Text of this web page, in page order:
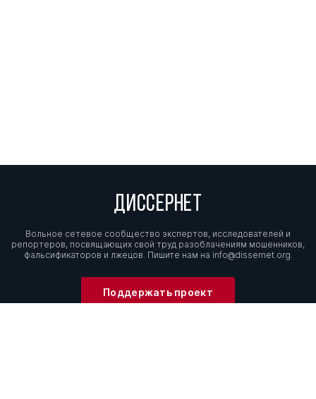
ДИССЕРНЕТ
Вольное сетевое сообщество экспертов, исследователей и
репортеров, посвящающих свой труд разоблачениям мошенников,
фальсификаторов и лжецов. Пишите нам на info@dissernet.org.
Поддержать проект